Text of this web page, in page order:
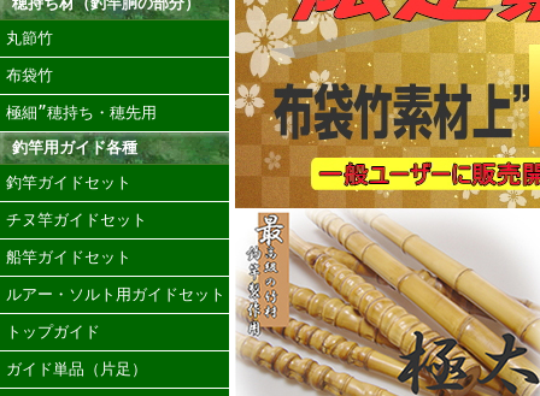
丸節竹
布袋竹
極細”穂持ち・穂先用
釣竿用ガイド各種
釣竿ガイドセット
チヌ竿ガイドセット
船竿ガイドセット
ルアー・ソルト用ガイドセット
トップガイド
ガイド単品（片足）